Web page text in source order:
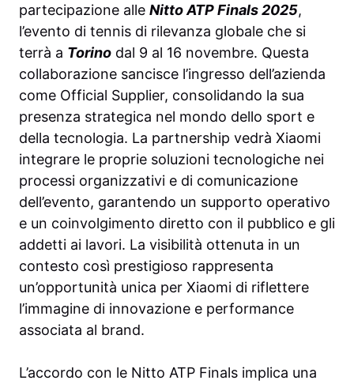
partecipazione alle Nitto ATP Finals 2025,
l’evento di tennis di rilevanza globale che si
terrà a Torino dal 9 al 16 novembre. Questa
collaborazione sancisce l’ingresso dell’azienda
come Official Supplier, consolidando la sua
presenza strategica nel mondo dello sport e
della tecnologia. La partnership vedrà Xiaomi
integrare le proprie soluzioni tecnologiche nei
processi organizzativi e di comunicazione
dell’evento, garantendo un supporto operativo
e un coinvolgimento diretto con il pubblico e gli
addetti ai lavori. La visibilità ottenuta in un
contesto così prestigioso rappresenta
un’opportunità unica per Xiaomi di riflettere
l’immagine di innovazione e performance
associata al brand.
L’accordo con le Nitto ATP Finals implica una